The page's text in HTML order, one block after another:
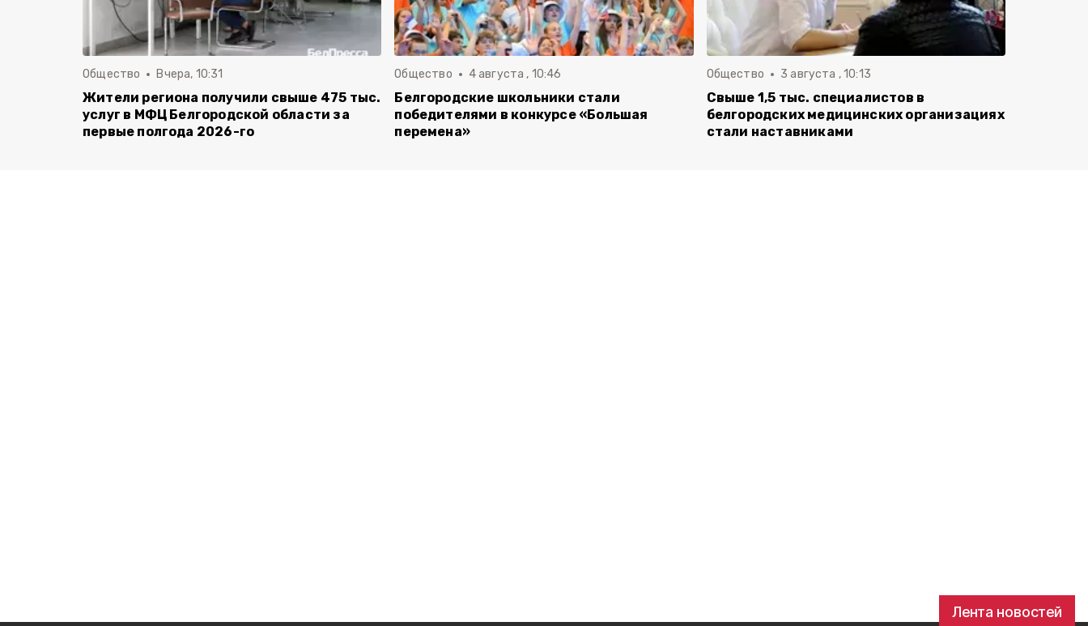
Лента новостей
Общество Вчера, 10:31
Жители региона получили свыше 475 тыс.
услуг в МФЦ Белгородской области за
первые полгода 2026-го
Общество 4 августа , 10:46
Белгородские школьники стали
победителями в конкурсе «Большая
перемена»
Общество 3 августа , 10:13
Свыше 1,5 тыс. специалистов в
белгородских медицинских организациях
стали наставниками